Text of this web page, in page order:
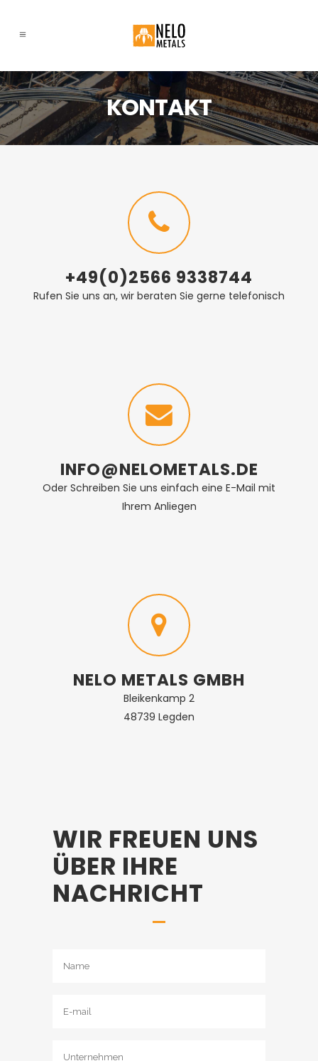
KONTAKT
+49(0)2566 9338744
Rufen Sie uns an, wir beraten Sie gerne telefonisch
INFO@NELOMETALS.DE
Oder Schreiben Sie uns einfach eine E-Mail mit
Ihrem Anliegen
NELO METALS GMBH
Bleikenkamp 2
48739 Legden
WIR FREUEN UNS
ÜBER IHRE
NACHRICHT